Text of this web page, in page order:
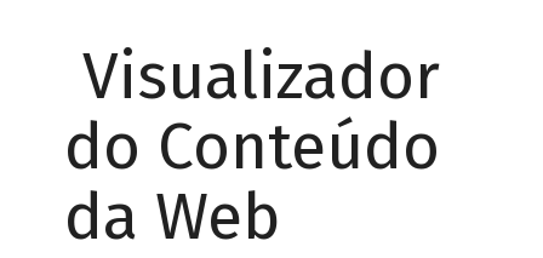
Visualizador
do Conteúdo
da Web